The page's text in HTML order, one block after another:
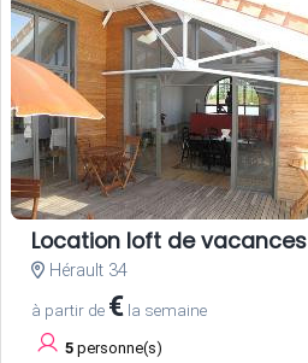
Location loft de vacances
Hérault 34
à partir de € la semaine
5 personne(s)